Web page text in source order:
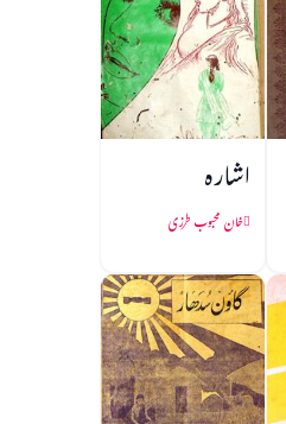
اشارہ
خان محبوب طرزی